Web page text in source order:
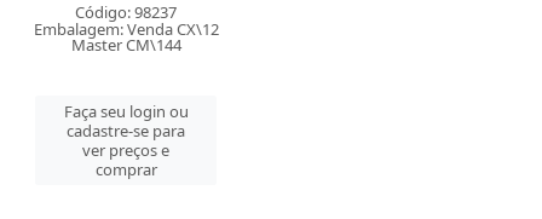
Código: 98237
Embalagem: Venda CX\12
Master CM\144
Faça seu login ou
cadastre-se para
ver preços e
comprar